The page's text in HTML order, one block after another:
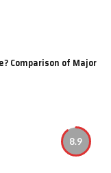
Comparison of Major
8.9